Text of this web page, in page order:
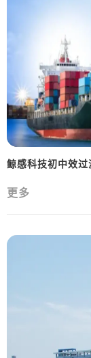
鲸感科技初中效
更多